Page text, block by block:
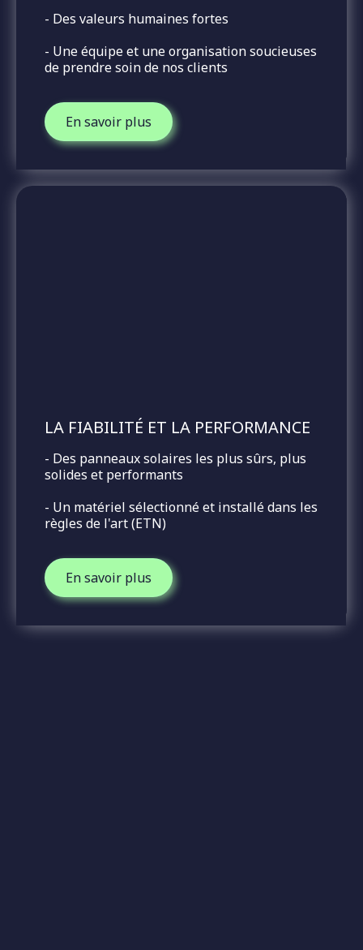
- Des valeurs humaines fortes
- Une équipe et une organisation soucieuses
de prendre soin de nos clients
En savoir plus
LA FIABILITÉ ET LA PERFORMANCE
- Des panneaux solaires les plus sûrs, plus
solides et performants
- Un matériel sélectionné et installé dans les
règles de l'art (ETN)
En savoir plus